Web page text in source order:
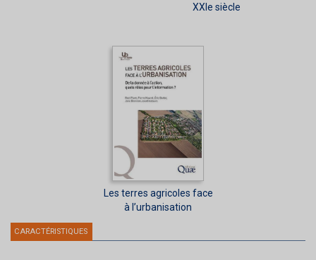
XXIe siècle
Les terres agricoles face
à l’urbanisation
CARACTÉRISTIQUES